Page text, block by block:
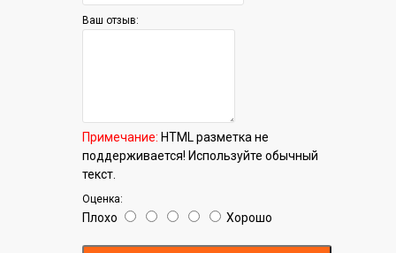
Ваш отзыв:
Примечание: HTML разметка не
поддерживается! Используйте обычный
текст.
Оценка:
Плохо Хорошо